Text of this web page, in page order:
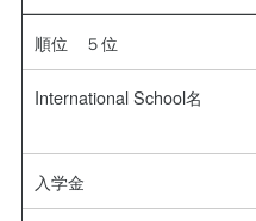
順位 ５位
International School名
入学金